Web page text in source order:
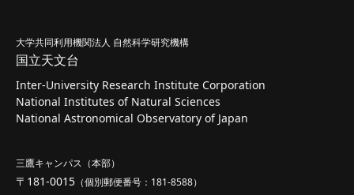
大学共同利用機関法人 自然科学研究機構
国立天文台
Inter-University Research Institute Corporation
National Institutes of Natural Sciences
National Astronomical Observatory of Japan
三鷹キャンパス（本部）
〒181-0015 （個別郵便番号：181-8588）